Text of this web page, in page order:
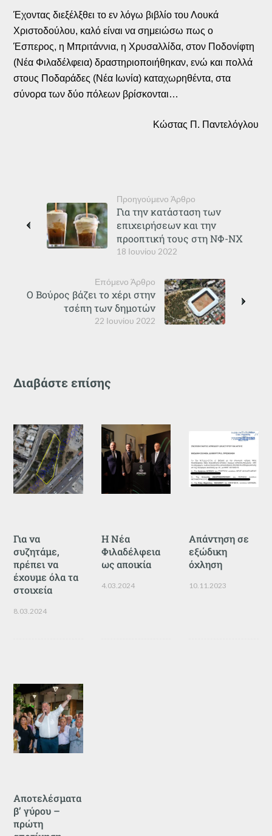
Έχοντας διεξέλξθει το εν λόγω βιβλίο του Λουκά
Χριστοδούλου, καλό είναι να σημειώσω πως ο
Έσπερος, η Μπριτάννια, η Χρυσαλλίδα, στον Ποδονίφτη
(Νέα Φιλαδέλφεια) δραστηριοποιήθηκαν, ενώ και πολλά
στους Ποδαράδες (Νέα Ιωνία) καταχωρηθέντα, στα
σύνορα των δύο πόλεων βρίσκονται…
Κώστας Π. Παντελόγλου
Προηγούμενο Άρθρο
18 Ιουνίου 2022
Για την κατάσταση των
επιχειρήσεων και την
προοπτική τους στη ΝΦ-ΝΧ
Επόμενο Άρθρο
22 Ιουνίου 2022
Ο Βούρος βάζει το χέρι στην
τσέπη των δημοτών
Διαβάστε επίσης
Για να
συζητάμε,
πρέπει να
έχουμε όλα τα
στοιχεία
8.03.2024
Η Νέα
Φιλαδέλφεια
ως αποικία
4.03.2024
Απάντηση σε
εξώδικη
όχληση
10.11.2023
Αποτελέσματα
β’ γύρου –
πρώτη